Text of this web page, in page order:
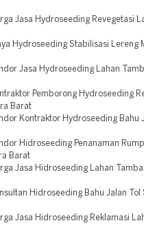
Jasa Hydroseeding Revegetasi
Hydroseeding Stabilisasi Lereng
Jasa Hydroseeding Lahan
Pemborong Hydroseeding
Barat
Kontraktor Hydroseeding Bahu
Hidroseeding Penanaman
Barat
Jasa Hidroseeding Lahan
Hidroseeding Bahu Jalan Tol
Jasa Hidroseeding Reklamasi